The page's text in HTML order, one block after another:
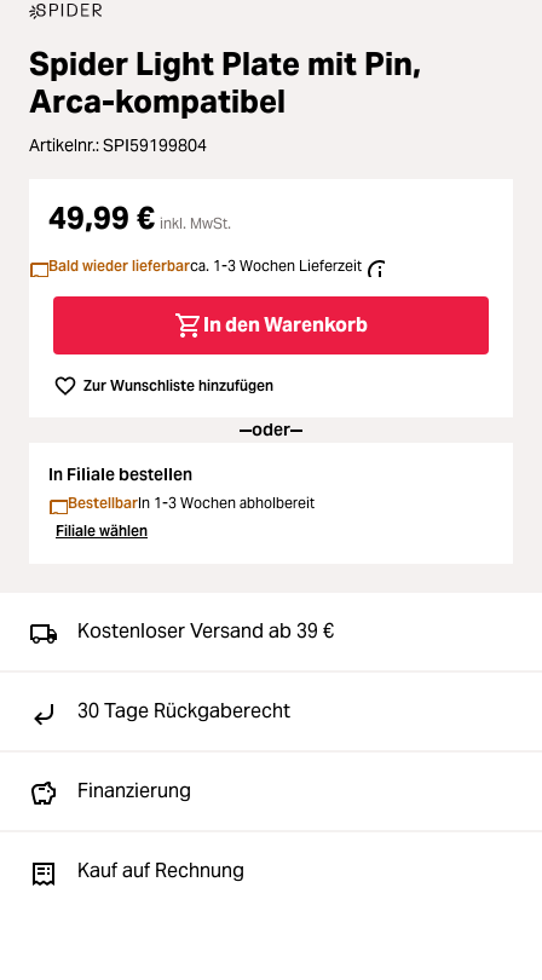
Loading...
Loading...Licht & Studio
Loading...
Loading...Ferngläser
Loading...Second Hand
Loading...SALE
Loading...
Spider Light Plate mit Pin,
Arca-kompatibel
Artikelnr.:SPI59199804
49,99 € inkl. MwSt.
Bald wieder lieferbarca. 1-3 Wochen Lieferzeit
In den Warenkorb
Zur Wunschliste hinzufügen
oder
In Filiale bestellen
BestellbarIn 1-3 Wochen abholbereit
Filiale wählen
Kostenloser Versand ab 39 €
30 Tage Rückgaberecht
Finanzierung
Kauf auf Rechnung